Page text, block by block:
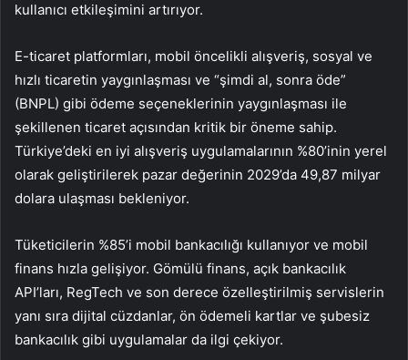
kullanıcı etkileşimini artırıyor.
E-ticaret platformları, mobil öncelikli alışveriş, sosyal ve
hızlı ticaretin yaygınlaşması ve “şimdi al, sonra öde”
(BNPL) gibi ödeme seçeneklerinin yaygınlaşması ile
şekillenen ticaret açısından kritik bir öneme sahip.
Türkiye’deki en iyi alışveriş uygulamalarının %80’inin yerel
olarak geliştirilerek pazar değerinin 2029’da 49,87 milyar
dolara ulaşması bekleniyor.
Tüketicilerin %85’i mobil bankacılığı kullanıyor ve mobil
finans hızla gelişiyor. Gömülü finans, açık bankacılık
API’ları, RegTech ve son derece özelleştirilmiş servislerin
yanı sıra dijital cüzdanlar, ön ödemeli kartlar ve şubesiz
bankacılık gibi uygulamalar da ilgi çekiyor.